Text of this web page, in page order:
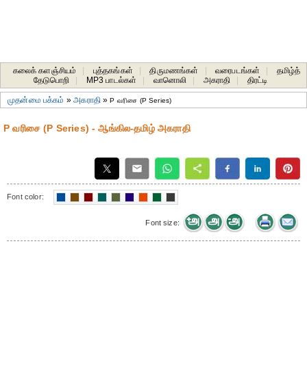
கலைக் களஞ்சியம் புத்தகங்கள் திருமணங்கள் வரைபடங்கள்
தமிழ்த்
தேடுபொறி
MP3 பாடல்கள் வானொலி அகராதி திரட்டி
முதன்மை பக்கம் »அகராதி»P வரிசை (P Series)
P வரிசை (P Series) - ஆங்கில-தமிழ் அகராதி
Font color:
Font size: